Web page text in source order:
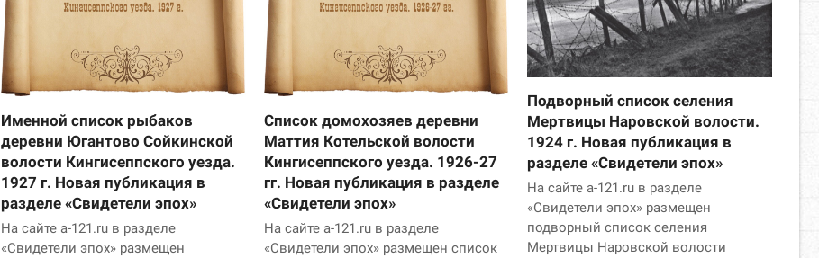
Именной список рыбаков
деревни Югантово Сойкинской
волости Кингисеппского уезда.
1927 г. Новая публикация в
разделе «Свидетели эпох»
На сайте a-121.ru в разделе
«Свидетели эпох» размещен
Список домохозяев деревни
Маттия Котельской волости
Кингисеппского уезда. 1926-27
гг. Новая публикация в разделе
«Свидетели эпох»
На сайте a-121.ru в разделе
«Свидетели эпох» размещен список
Подворный список селения
Мертвицы Наровской волости.
1924 г. Новая публикация в
разделе «Свидетели эпох»
На сайте a-121.ru в разделе
«Свидетели эпох» размещен
подворный список селения
Мертвицы Наровской волости